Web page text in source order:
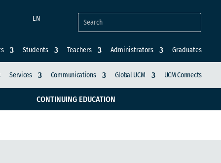
EN
Students Teachers Administrators Graduates
Services Communications Global UCM UCM Connects
CONTINUING EDUCATION